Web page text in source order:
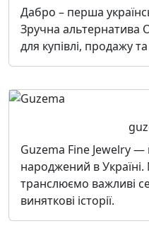
Дабро – перша
Зручна альтернатива
для купівлі, продажу
Guzema Fine Jewelry
народжений в
транслюємо важливі
виняткові історії.